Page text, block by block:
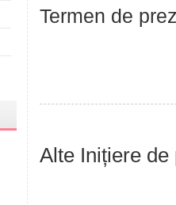
Termen de
Alte Inițiere de